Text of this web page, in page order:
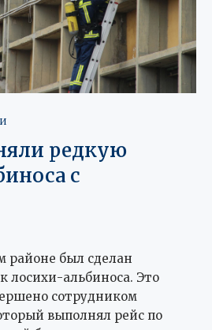
редкую
с
районе был сделан
лосихи-альбиноса. Это
сотрудником
выполнял рейс по